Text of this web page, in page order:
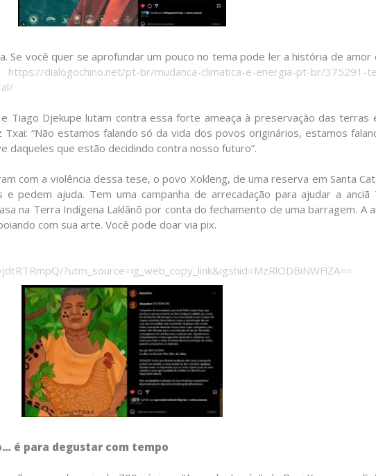
Se você quer se aprofundar um pouco no tema pode ler a história de amor
https://dialogochino.net/pt-br/mudanca-climatica-e-energia-pt-br/375291-
Tiago Djekupe lutam contra essa forte ameaça à preservação das terras
Txai: “Não estamos falando só da vida dos povos originários, estamos
daqueles que estão decidindo contra nosso futuro”.
com a violência dessa tese, o povo Xokleng, de uma reserva em Santa
pedem ajuda. Tem uma campanha de arrecadação para ajudar a anciã
na Terra Indígena Laklãnõ por conta do fechamento de uma barragem. A
com sua arte. Você pode doar via pix.
?utm_source=ig_web_copy_link&igshid=MzRlODBiNWFlZA==
é para degustar com tempo